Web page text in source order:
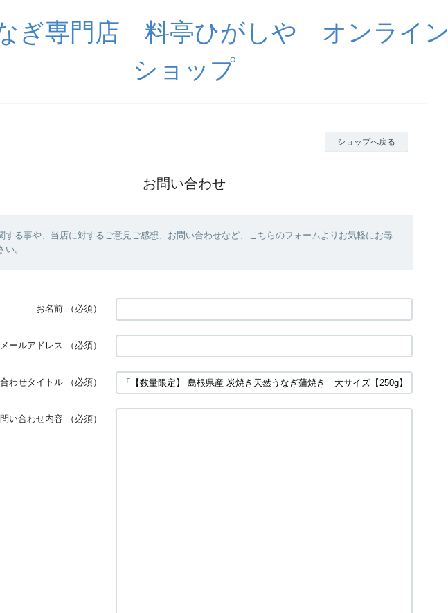
ぎ専門店 料亭ひがしや オンライン
ショップ
ショップへ戻る
お問い合わせ
する事や、当店に対するご意見ご感想、お問い合わせなど、こちらのフォームよりお気軽にお尋
い。
お名前 （必須）
メールアドレス （必須）
わせタイトル （必須）
い合わせ内容 （必須）